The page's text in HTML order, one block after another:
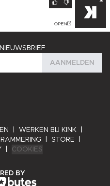
OPEN
AANMELDEN
WERKEN BIJ KINK
STORE
COOKIES
BYANGRY BYTES